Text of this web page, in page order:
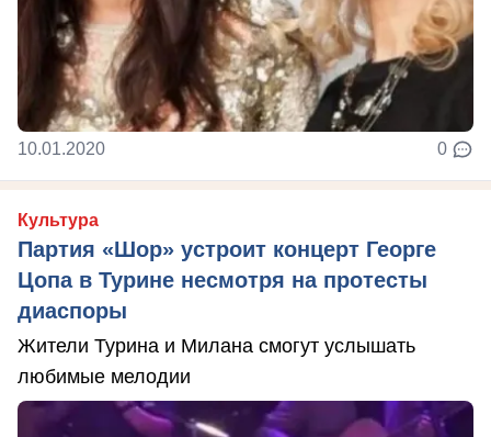
10.01.2020 0
Культура
Партия «Шор» устроит концерт Георге
Цопа в Турине несмотря на протесты
диаспоры
Жители Турина и Милана смогут услышать
любимые мелодии